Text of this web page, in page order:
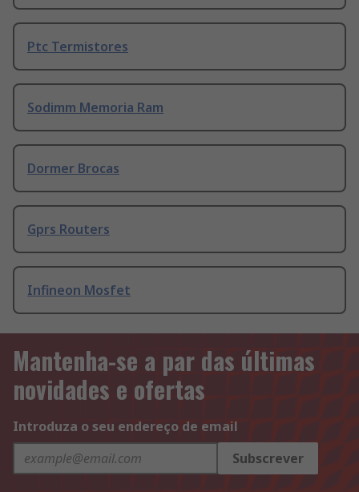
Ptc Termistores
Sodimm Memoria Ram
Dormer Brocas
Gprs Routers
Infineon Mosfet
Mantenha-se a par das últimas
novidades e ofertas
Introduza o seu endereço de email
Subscrever